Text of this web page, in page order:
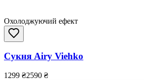
Охолоджуючий ефект
Сукня Airy Viehko
1299 ₴2590 ₴